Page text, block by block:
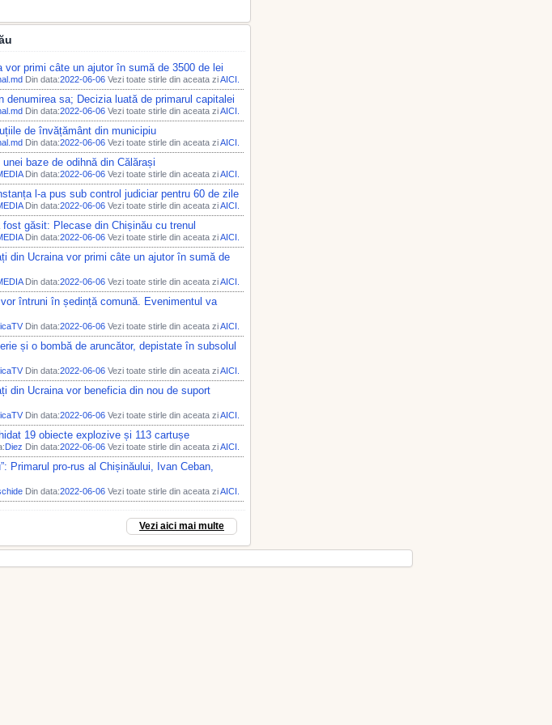
primi câte un ajutor în sumă de 3500 de lei
Din data:2022-06-06 Vezi toate stirle din aceata ziAICI.
sa; Decizia luată de primarul capitalei
Din data:2022-06-06 Vezi toate stirle din aceata ziAICI.
de învățământ din municipiu
Din data:2022-06-06 Vezi toate stirle din aceata ziAICI.
baze de odihnă din Călărași
Din data:2022-06-06 Vezi toate stirle din aceata ziAICI.
l-a pus sub control judiciar pentru 60 de zile
Din data:2022-06-06 Vezi toate stirle din aceata ziAICI.
găsit: Plecase din Chișinău cu trenul
Din data:2022-06-06 Vezi toate stirle din aceata ziAICI.
din Ucraina vor primi câte un ajutor în sumă de
Din data:2022-06-06 Vezi toate stirle din aceata ziAICI.
întruni în ședință comună. Evenimentul va
Din data:2022-06-06 Vezi toate stirle din aceata ziAICI.
și o bombă de aruncător, depistate în subsolul
Din data:2022-06-06 Vezi toate stirle din aceata ziAICI.
din Ucraina vor beneficia din nou de suport
Din data:2022-06-06 Vezi toate stirle din aceata ziAICI.
19 obiecte explozive și 113 cartușe
Diez Din data:2022-06-06 Vezi toate stirle din aceata ziAICI.
Primarul pro-rus al Chișinăului, Ivan Ceban,
Din data:2022-06-06 Vezi toate stirle din aceata ziAICI.
Vezi aici mai multe